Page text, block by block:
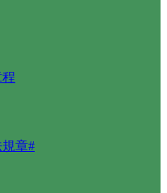
章#